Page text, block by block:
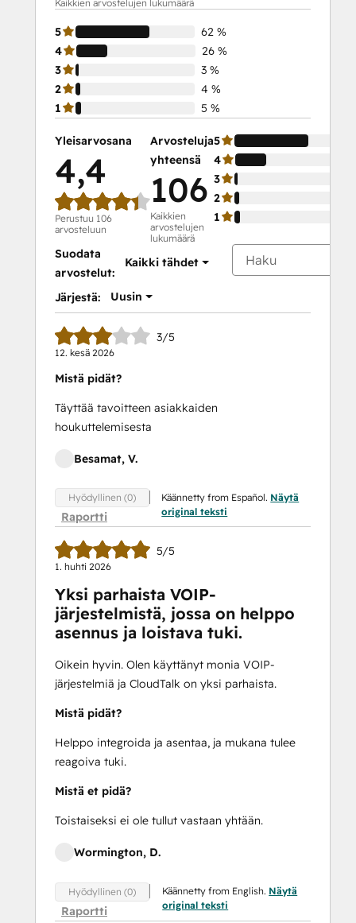
Kaikkien arvostelujen lukumäärä
5
62 %
4
26 %
3
3 %
2
4 %
1
5 %
Yleisarvosana
4,4
Perustuu 106
arvosteluun
Arvosteluja
yhteensä
106
Kaikkien
arvostelujen
lukumäärä
5
4
3
2
1
Suodata
arvostelut:
Kaikki tähdet
Järjestä: Uusin
3/5
12. kesä 2026
Mistä pidät?
Täyttää tavoitteen asiakkaiden
houkuttelemisesta
Besamat, V.
Hyödyllinen (0)
Raportti
Käännetty from Español. Näytä
original teksti
5/5
1. huhti 2026
Yksi parhaista VOIP-
järjestelmistä, jossa on helppo
asennus ja loistava tuki.
Oikein hyvin. Olen käyttänyt monia VOIP-
järjestelmiä ja CloudTalk on yksi parhaista.
Mistä pidät?
Helppo integroida ja asentaa, ja mukana tulee
reagoiva tuki.
Mistä et pidä?
Toistaiseksi ei ole tullut vastaan yhtään.
Wormington, D.
Hyödyllinen (0)
Raportti
Käännetty from English. Näytä
original teksti